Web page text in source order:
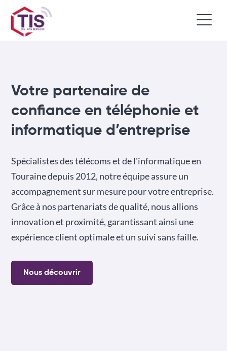
Votre partenaire de
confiance en téléphonie et
informatique d’entreprise
Spécialistes des télécoms et de l'informatique en
Touraine depuis 2012, notre équipe assure un
accompagnement sur mesure pour votre entreprise.
Grâce à nos partenariats de qualité, nous allions
innovation et proximité, garantissant ainsi une
expérience client optimale et un suivi sans faille.
Nous découvrir